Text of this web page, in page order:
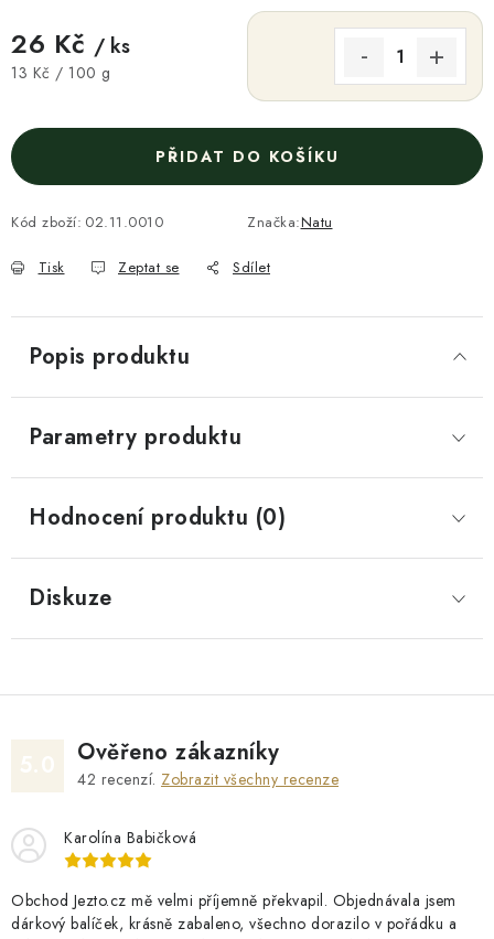
26 Kč / ks
Měrná cena:
13 Kč / 100 g
PŘIDAT DO KOŠÍKU
Kód zboží: 02.11.0010 Značka:Natu
Tisk Zeptat se Sdílet
Popis produktu
Parametry produktu
Hodnocení produktu (0)
Diskuze
Ověřeno zákazníky
42 recenzí. Zobrazit všechny recenze
Karolína Babičková
Obchod Jezto.cz mě velmi příjemně překvapil. Objednávala jsem
dárkový balíček, krásně zabaleno, všechno dorazilo v pořádku a